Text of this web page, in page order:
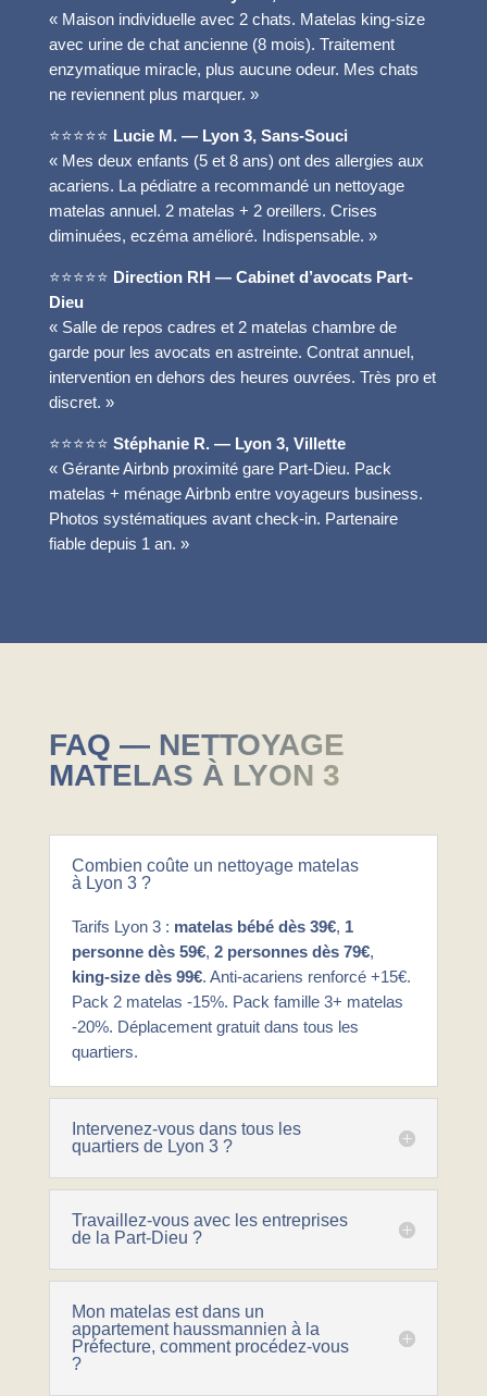
« Maison individuelle avec 2 chats. Matelas king-size
avec urine de chat ancienne (8 mois). Traitement
enzymatique miracle, plus aucune odeur. Mes chats
ne reviennent plus marquer. »
⭐⭐⭐⭐⭐ Lucie M. — Lyon 3, Sans-Souci
« Mes deux enfants (5 et 8 ans) ont des allergies aux
acariens. La pédiatre a recommandé un nettoyage
matelas annuel. 2 matelas + 2 oreillers. Crises
diminuées, eczéma amélioré. Indispensable. »
⭐⭐⭐⭐⭐ Direction RH — Cabinet d’avocats Part-
Dieu
« Salle de repos cadres et 2 matelas chambre de
garde pour les avocats en astreinte. Contrat annuel,
intervention en dehors des heures ouvrées. Très pro et
discret. »
⭐⭐⭐⭐⭐ Stéphanie R. — Lyon 3, Villette
« Gérante Airbnb proximité gare Part-Dieu. Pack
matelas + ménage Airbnb entre voyageurs business.
Photos systématiques avant check-in. Partenaire
fiable depuis 1 an. »
FAQ — NETTOYAGE
MATELAS À LYON 3
Combien coûte un nettoyage matelas
à Lyon 3 ?
Tarifs Lyon 3 : matelas bébé dès 39€, 1
personne dès 59€, 2 personnes dès 79€,
king-size dès 99€. Anti-acariens renforcé +15€.
Pack 2 matelas -15%. Pack famille 3+ matelas
-20%. Déplacement gratuit dans tous les
quartiers.
Intervenez-vous dans tous les
quartiers de Lyon 3 ?
Travaillez-vous avec les entreprises
de la Part-Dieu ?
Mon matelas est dans un
appartement haussmannien à la
Préfecture, comment procédez-vous
?